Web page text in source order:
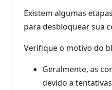
o
s
d
e
e
p
t
ç
Existem algumas
para desbloquear sua
Verifique o motivo do
Geralmente, as
devido a